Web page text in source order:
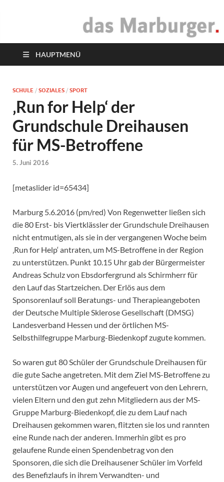
das Marburger.
HAUPTMENÜ
SCHULE / SOZIALES / SPORT
‚Run for Help‘ der
Grundschule Dreihausen
für MS-Betroffene
5. Juni 2016
[metaslider id=65434]
Marburg 5.6.2016 (pm/red) Von Regenwetter ließen sich
die 80 Erst- bis Viertklässler der Grundschule Dreihausen
nicht entmutigen, als sie in der vergangenen Woche beim
‚Run for Help‘ antraten, um MS-Betroffene in der Region
zu unterstützen. Punkt 10.15 Uhr gab der Bürgermeister
Andreas Schulz von Ebsdorfergrund als Schirmherr für
den Lauf das Startzeichen. Der Erlös aus dem
Sponsorenlauf soll Beratungs- und Therapieangeboten
der Deutsche Multiple Sklerose Gesellschaft (DMSG)
Landesverband Hessen und der örtlichen MS-
Selbsthilfegruppe Marburg-Biedenkopf zugute kommen.
So waren gut 80 Schüler der Grundschule Dreihausen für
die gute Sache angetreten. Mit dem Ziel MS-Betroffene zu
unterstützen vor Augen und angefeuert von den Lehrern,
vielen Eltern und den gut zehn Mitgliedern aus der MS-
Gruppe Marburg-Biedenkopf, die zu dem Lauf nach
Dreihausen gekommen waren, flitzten sie los und rannten
eine Runde nach der anderen. Immerhin gibt es pro
gelaufene Runde einen Spendenbetrag von den
Sponsoren, die sich die Dreihausener Schüler im Vorfeld
des Benefizlaufs in ihrem Verwandten- und